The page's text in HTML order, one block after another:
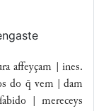
affeyçam | ines.
do  vem | dam
| mereceys